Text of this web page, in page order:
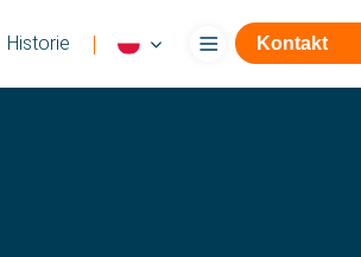
Historie Kontakt